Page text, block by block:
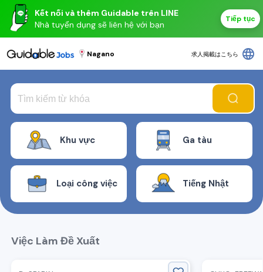
Kết nối và thêm Guidable trên LINE
Nhà tuyển dụng sẽ liên hệ với bạn
Tiếp tục
Nagano 求人掲載はこちら language
Khu vực Ga tàu
Loại công việc Tiếng Nhật
Việc Làm Đề Xuất